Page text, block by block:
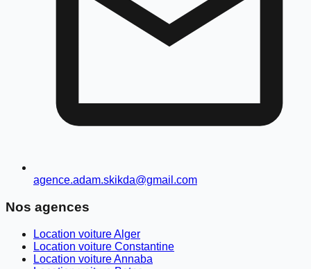
agence.adam.skikda@gmail.com
Nos agences
Location voiture Alger
Location voiture Constantine
Location voiture Annaba